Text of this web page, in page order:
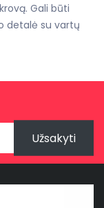
Gali būti
detalė su vartų
Užsakyti